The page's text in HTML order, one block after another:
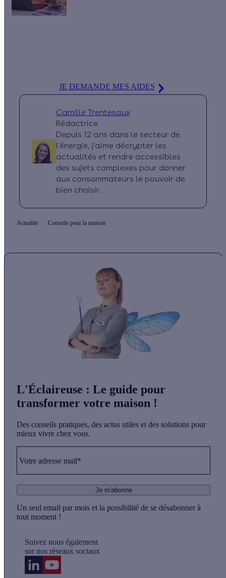
JE DEMANDE MES AIDES
Camille Trentesaux
Rédactrice
Depuis 12 ans dans le secteur de
l'énergie, j'aime décrypter les
actualités et rendre accessibles
des sujets complexes pour donner
aux consommateurs le pouvoir de
bien choisir.
Actualité Conseils pour la maison
L'Éclaireuse : Le guide pour
transformer votre maison !
Des conseils pratiques, des actus utiles et des solutions pour
mieux vivre chez vous.
Votre adresse mail*
Je m'abonne
Un seul email par mois et la possibilité de se désabonner à
tout moment !
Suivez nous également
sur nos réseaux sociaux